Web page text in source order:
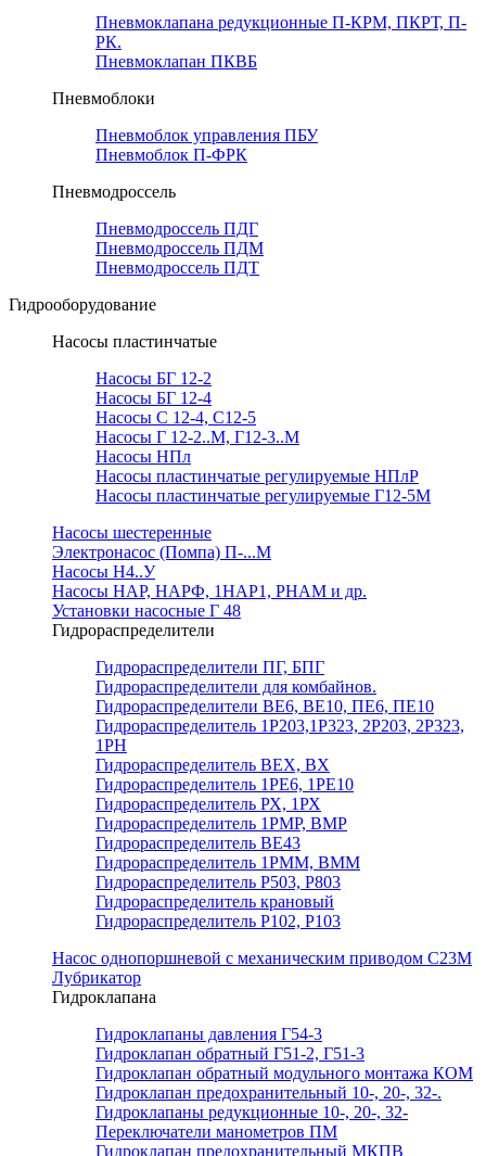
Пневмоклапана редукционные П-КРМ, ПКРТ, П-
РК.
Пневмоклапан ПКВБ
Пневмоблоки
Пневмоблок управления ПБУ
Пневмоблок П-ФРК
Пневмодроссель
Пневмодроссель ПДГ
Пневмодроссель ПДМ
Пневмодроссель ПДТ
Гидрооборудование
Насосы пластинчатые
Насосы БГ 12-2
Насосы БГ 12-4
Насосы С 12-4, С12-5
Насосы Г 12-2..М, Г12-3..М
Насосы НПл
Насосы пластинчатые регулируемые НПлР
Насосы пластинчатые регулируемые Г12-5М
Насосы шестеренные
Электронасос (Помпа) П-...М
Насосы Н4..У
Насосы НАР, НАРФ, 1НАР1, РНАМ и др.
Установки насосные Г 48
Гидрораспределители
Гидрораспределители ПГ, БПГ
Гидрораспределители для комбайнов.
Гидрораспределители ВЕ6, ВЕ10, ПЕ6, ПЕ10
Гидрораспределитель 1Р203,1Р323, 2Р203, 2Р323,
1РН
Гидрораспределитель ВЕХ, ВХ
Гидрораспределитель 1РЕ6, 1РЕ10
Гидрораспределитель РХ, 1РХ
Гидрораспределитель 1РМР, ВМР
Гидрораспределитель ВЕ43
Гидрораспределитель 1РММ, ВММ
Гидрораспределитель Р503, Р803
Гидрораспределитель крановый
Гидрораспределитель Р102, Р103
Насос однопоршневой с механическим приводом С23М
Лубрикатор
Гидроклапана
Гидроклапаны давления Г54-3
Гидроклапан обратный Г51-2, Г51-3
Гидроклапан обратный модульного монтажа КОМ
Гидроклапан предохранительный 10-, 20-, 32-.
Гидроклапаны редукционные 10-, 20-, 32-
Переключатели манометров ПМ
Гидроклапан предохранительный МКПВ